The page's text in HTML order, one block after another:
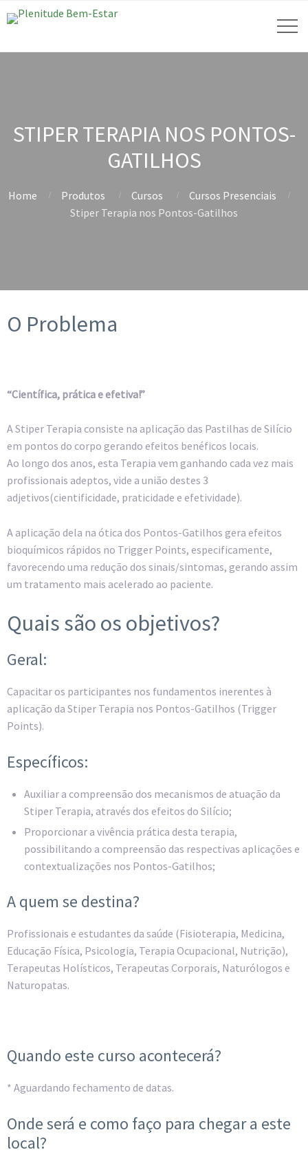
STIPER TERAPIA NOS PONTOS-
GATILHOS
Home Produtos Cursos
Cursos Presenciais
Stiper Terapia nos Pontos-Gatilhos
O Problema
“Científica, prática e efetiva!”
A Stiper Terapia consiste na aplicação das Pastilhas de Silício
em pontos do corpo gerando efeitos benéficos locais.
Ao longo dos anos, esta Terapia vem ganhando cada vez mais
profissionais adeptos, vide a união destes 3
adjetivos(cientificidade, praticidade e efetividade).
A aplicação dela na ótica dos Pontos-Gatilhos gera efeitos
bioquímicos rápidos no Trigger Points, especificamente,
favorecendo uma redução dos sinais/sintomas, gerando assim
um tratamento mais acelerado ao paciente.
Quais são os objetivos?
Geral:
Capacitar os participantes nos fundamentos inerentes à
aplicação da Stiper Terapia nos Pontos-Gatilhos (Trigger
Points).
Específicos:
Auxiliar a compreensão dos mecanismos de atuação da
Stiper Terapia, através dos efeitos do Silício;
Proporcionar a vivência prática desta terapia,
possibilitando a compreensão das respectivas aplicações e
contextualizações nos Pontos-Gatilhos;
A quem se destina?
Profissionais e estudantes da saúde (Fisioterapia, Medicina,
Educação Física, Psicologia, Terapia Ocupacional, Nutrição),
Terapeutas Holísticos, Terapeutas Corporais, Naturólogos e
Naturopatas.
Quando este curso acontecerá?
* Aguardando fechamento de datas.
Onde será e como faço para chegar a este
local?